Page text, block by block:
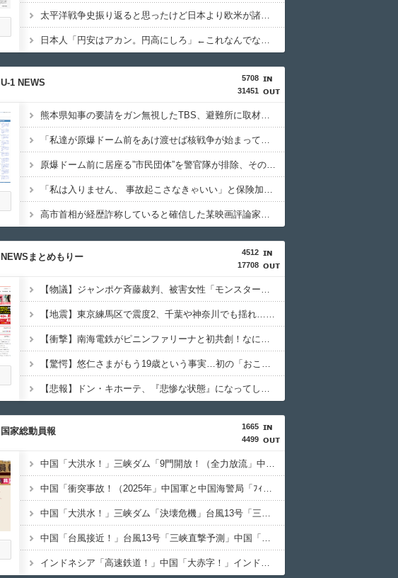
太平洋戦争史振り返ると思ったけど日本より欧米が諸悪の根源やん
日本人「円安はアカン。円高にしろ」←これなんでなんや
5708
31451
U-1 NEWS
熊本県知事の要請をガン無視したTBS、避難所に取材班が押し入ってプライバシーに全く配慮しない報道を……
「私達が原爆ドーム前をあけ渡せば核戦争が始まってしまう」と訴える市民団体、それを聞いた被爆3世の人が……
原爆ドーム前に居座る”市民団体”を警官隊が排除、その瞬間に周囲で見守っていた観客たちが……
「私は入りません、 事故起こさなきゃいい」と保険加入を勧められた推し活民が反発、保険代が勿体無いし事故起こしたとして……
高市首相が経歴詐称していると確信した某映画評論家、「上級公務員試験に合格とは書いてないんですが…」とツッコミを受けまくり……
4512
17708
NEWSまとめもりー
【物議】ジャンポケ斉藤裁判、被害女性「モンスター」斉藤被告「同意と思ってた」←これどっちが勝つの？
【地震】東京練馬区で震度2、千葉や神奈川でも揺れ…お前ら気付いた？
【衝撃】南海電鉄がピニンファリーナと初共創！なにわ筋線の新型特急が凄そう
【驚愕】悠仁さまがもう19歳という事実…初の「おことば」にネット民驚嘆
【悲報】ドン・キホーテ、『悲惨な状態』になってしまう・・・・
1665
4499
国家総動員報
中国「大洪水！」三峡ダム「9門開放！（全力放流」中国都市「三峡沿線の道路水没」中国政府「高速道路封鎖！」中国ダム「緊急放流に合わせて開門（土砂崩れ発生」→
中国「衝突事故！（2025年」中国軍と中国海警局「ﾌｨﾘﾋﾟﾝ船の追跡中に衝突！（8/11」中国「2人死亡」中国政府「1年間隠蔽」日本「隠蔽された事実報道！（2026年」→
中国「大洪水！」三峡ダム「決壊危機」台風13号「三峡直撃確定」日本「最も強い勢力で接近！（伊勢湾台風級」台風13号と15号「中国本土でぶつかり合う（前代未聞」→
中国「台風接近！」台風13号「三峡直撃予測」中国「上流大洪水！（三峡上流」中国都市「8/5の映像（動画」三峡ダム「緊急放流（決壊危機」中国「下流大水害（震え声」→
インドネシア「高速鉄道！」中国「大赤字！」インドネシア「運営会社の株式購入！（負債対策」中国「はい（巨額負債」インドネシア「700km延伸計画！（実質中止」→